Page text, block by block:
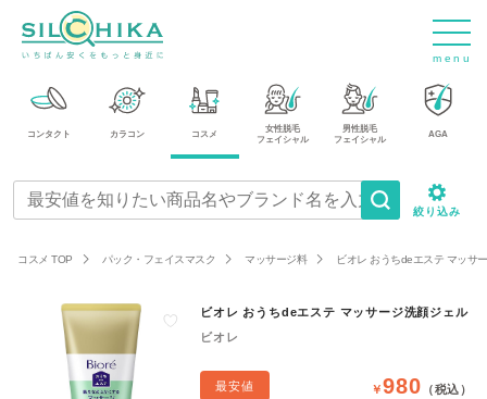
m e n u
コンタクト カラコン コスメ
女性脱毛
フェイシャル
男性脱毛
フェイシャル
AGA
絞り込み
コスメ TOP パック・フェイスマスク マッサージ料 ビオレ おうちdeエステ マッサ
ビオレ おうちdeエステ マッサージ洗顔ジェル
ビオレ
最安値 ￥980 （税込）